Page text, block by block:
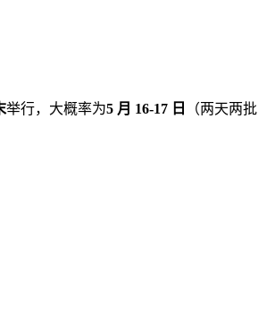
举行，大概率为5 月 16-17 日
（两天两批